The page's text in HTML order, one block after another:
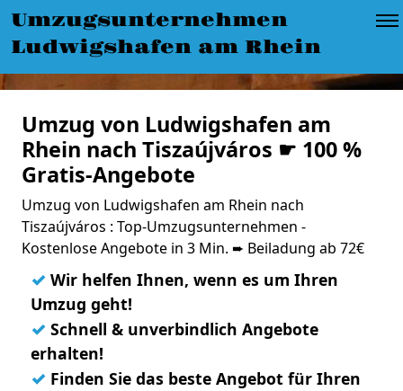
Umzugsunternehmen
Ludwigshafen am Rhein
Umzug von Ludwigshafen am
Rhein nach Tiszaújváros ☛ 100 %
Gratis-Angebote
Umzug von Ludwigshafen am Rhein nach
Tiszaújváros : Top-Umzugsunternehmen -
Kostenlose Angebote in 3 Min. ➨ Beiladung ab 72€
✓ Wir helfen Ihnen, wenn es um Ihren
Umzug geht!
✓ Schnell & unverbindlich Angebote
erhalten!
✓ Finden Sie das beste Angebot für Ihren